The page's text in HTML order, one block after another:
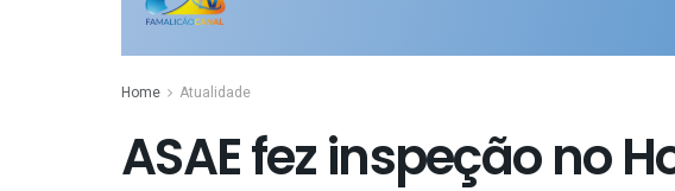
Home Atualidade
ASAE fez inspeção no